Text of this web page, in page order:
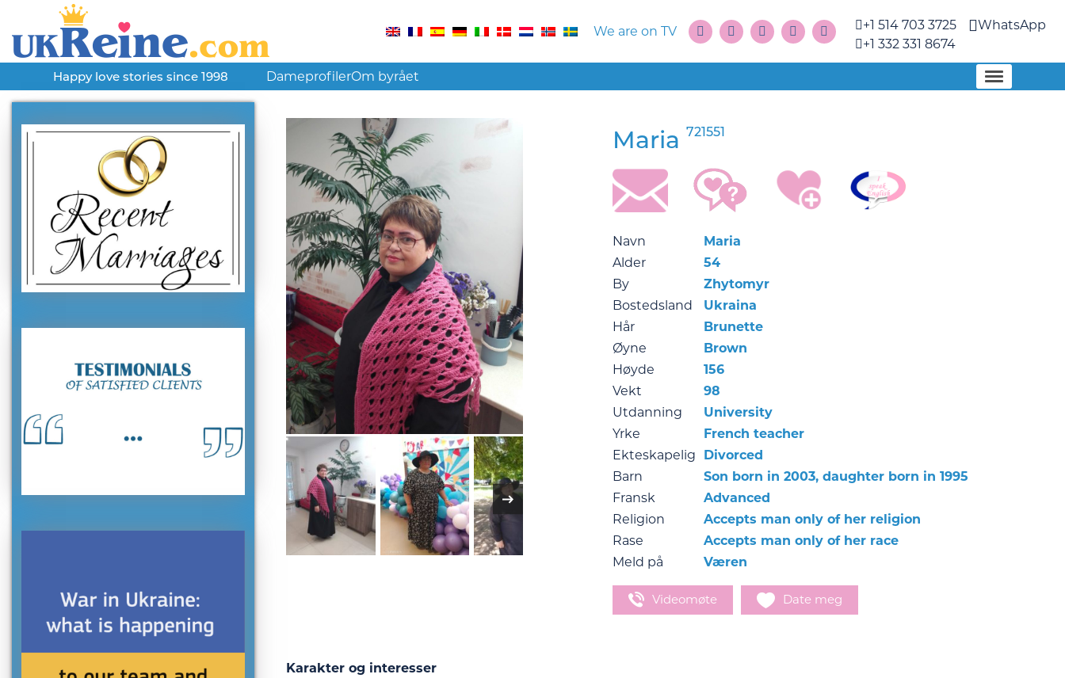
We are on TV
+1 514 703 3725
+1 332 331 8674
WhatsApp
Happy love stories since 1998 DameprofilerOm byrået
Maria 721551
Navn
Maria
Alder
54
By
Zhytomyr
Bostedsland
Ukraina
Hår
Brunette
Øyne
Brown
Høyde
156
Vekt
98
Utdanning
University
Yrke
French teacher
Ekteskapelig
Divorced
Barn
Son born in 2003, daughter born in 1995
Fransk
Advanced
Religion
Accepts man only of her religion
Rase
Accepts man only of her race
Meld på
Væren
Videomøte Date meg
Karakter og interesser